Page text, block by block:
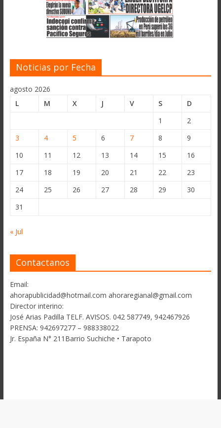
Noticias por Fecha
agosto 2026
L
M X J V S
D
1
2
3
4 5 6 7 8
9
10
11 12 13 14 15
16
17
18 19 20 21 22
23
24
25 26 27 28 29
30
31
« Jul
Contactanos
Email:
ahorapublicidad@hotmail.com ahoraregianal@gmail.com
Director interino:
José Arias Padilla TELF. AVISOS. 042 587749, 942467926
PRENSA: 942697277 – 988338022
Jr. España N° 211Barrio Suchiche • Tarapoto